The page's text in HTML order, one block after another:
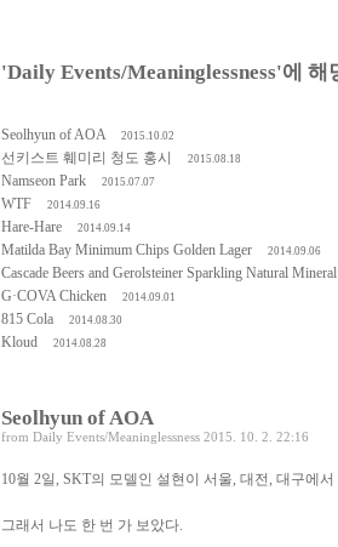
'Daily Events/Meaninglessness'에 해
Seolhyun of AOA 2015.10.02
선키스트 훼미리 청도 홍시 2015.08.18
Namseon Park 2015.07.07
WTF 2014.09.16
Hare-Hare 2014.09.14
Matilda Bay Minimum Chips Golden Lager 2014.09.06
Cascade Beers and Gerolsteiner Sparkling Natural
G·COVA Chicken 2014.09.01
815 Cola 2014.08.30
Kloud 2014.08.28
Seolhyun of AOA
from Daily Events/Meaninglessness 2015. 10. 2. 22:16
10월 2일, SKT의 모델인 설현이 서울, 대전, 대구에
그래서 나도 한 번 가 보았다.